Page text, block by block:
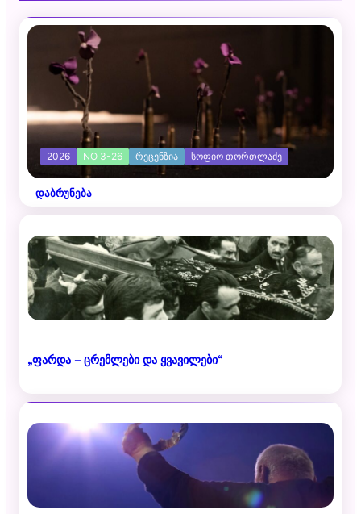
2026 NO 3-26 ᲠᲔᲪᲔᲜᲖᲘᲐ ᲡᲝᲤᲘᲝ ᲗᲝᲠᲗᲚᲐᲫᲔ
დაბრუნება
„ფარდა – ცრემლები და ყვავილები“